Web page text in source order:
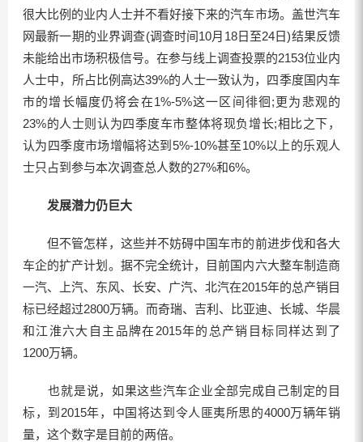
很大比例的业内人士并不看好接下来的汽车市场。盖世汽车
网最新一期的业界调查(调查时间10月18日至24日)结果反馈
未能给出市场积极信号。在参与线上调查投票的2153位业内
人士中，所占比例高达39%的人士一致认为，四季度国内车
市的增长幅度仍将会在1%-5%这一区间徘徊;更为悲观的
23%的人士则认为四季度车市整体将现负增长;相比之下，
认为四季度市场增幅将达到5%-10%甚至10%以上的乐观人
士只占到参与本次调查总人数的27%和6%。
发展潜力仍巨大
但不管怎样，这些并不妨碍中国车市的前进步伐和各大
车企的扩产计划。据不完全统计，目前国内六大整车制造商
一汽、上汽、东风、长安、广汽、北汽在2015年的总产销目
标已经超过2800万辆。而奇瑞、吉利、比亚迪、长城、华晨
和江淮六大自主品牌在2015年的总产销目标同样达到了
1200万辆。
也就是说，如果这些汽车企业全部完成自己制定的目
标，到2015年，中国将达到令人匪夷所思的4000万辆年销
量，这个数字是目前的两倍。